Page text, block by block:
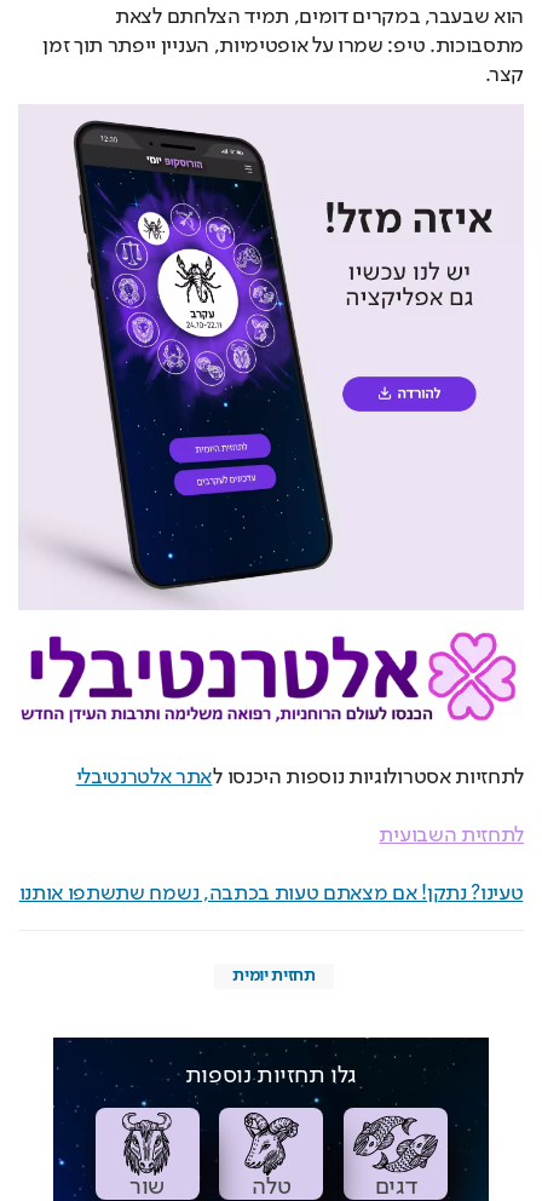
הוא שבעבר, במקרים דומים, תמיד הצלחתם לצאת
מתסבוכות. טיפ: שמרו על אופטימיות, העניין ייפתר תוך זמן
קצר.
לתחזיות אסטרולוגיות נוספות היכנסו לאתר אלטרנטיבלי
לתחזית השבועית
טעינו? נתקן! אם מצאתם טעות בכתבה, נשמח שתשתפו אותנו
תחזית יומית
גלו תחזיות נוספות
דגים טלה שור